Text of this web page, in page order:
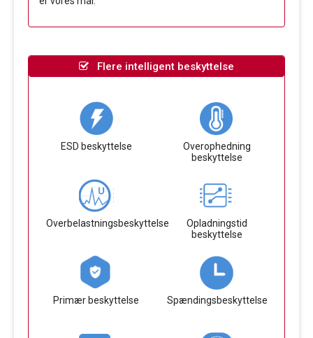
Flere intelligent beskyttelse
ESD beskyttelse
Overophedning
beskyttelse
Overbelastningsbeskyttelse
Opladningstid
beskyttelse
Primær beskyttelse Spændingsbeskyttelse